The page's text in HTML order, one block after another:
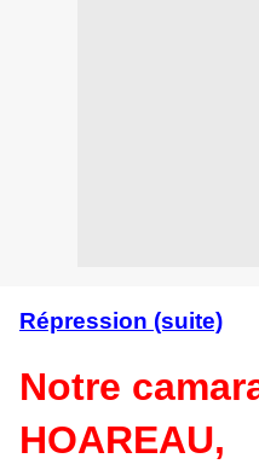
Répression (suite)
Notre
HOAREAU,